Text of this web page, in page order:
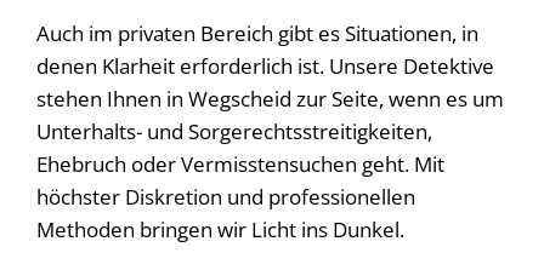
Auch im privaten Bereich gibt es Situationen, in
denen Klarheit erforderlich ist. Unsere Detektive
stehen Ihnen in Wegscheid zur Seite, wenn es um
Unterhalts- und Sorgerechtsstreitigkeiten,
Ehebruch oder Vermisstensuchen geht. Mit
höchster Diskretion und professionellen
Methoden bringen wir Licht ins Dunkel.